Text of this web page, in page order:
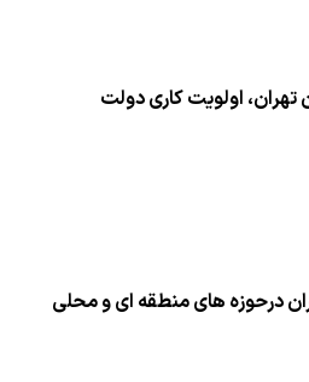
اولویت كاری دولت
درحوزه های منطقه ای و محلی